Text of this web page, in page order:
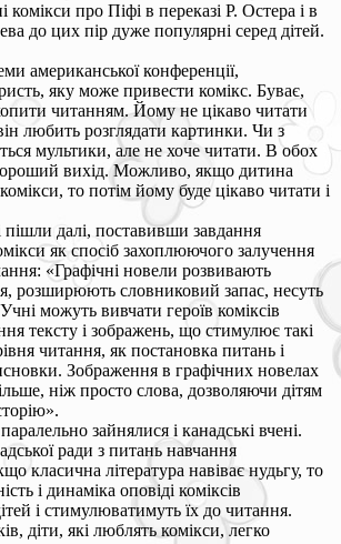
комікси про Піфі в переказі Р. Остера і в
до цих пір дуже популярні серед дітей.
американської конференції,
яку може привести комікс. Буває,
читанням. Йому не цікаво читати
любить розглядати картинки. Чи з
мультики, але не хоче читати. В обох
вихід. Можливо, якщо дитина
то потім йому буде цікаво читати і
пішли далі, поставивши завдання
як спосіб захоплюючого залучення
«Графічні новели розвивають
розширюють словниковий запас, несуть
можуть вивчати героїв коміксів
тексту і зображень, що стимулює такі
читання, як постановка питань і
Зображення в графічних новелах
ніж просто слова, дозволяючи дітям
зайнялися і канадські вчені.
ради з питань навчання
класична література навіває нудьгу, то
і динаміка оповіді коміксів
і стимулюватимуть їх до читання.
діти, які люблять комікси, легко